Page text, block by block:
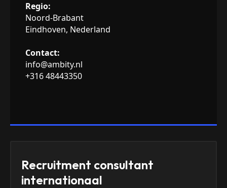
Regio:
Noord-Brabant
Eindhoven, Nederland
Contact:
info@ambity.nl
+316 48443350
Recruitment consultant
internationaal